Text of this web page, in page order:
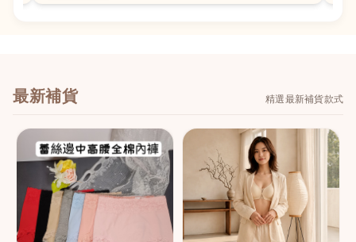
最新補貨 精選最新補貨款式